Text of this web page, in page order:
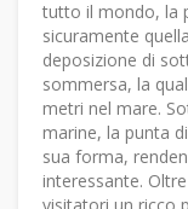
tutto il mondo, la
sicuramente
deposizione di
sommersa, la
metri nel mare.
marine, la punta
sua forma,
interessante.